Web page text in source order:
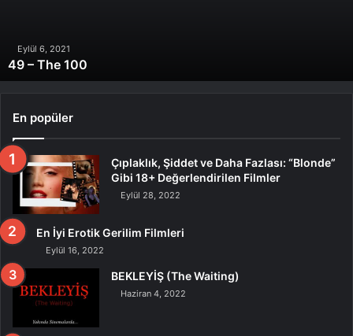
Eylül 6, 2021
49 – The 100
En popüler
Çıplaklık, Şiddet ve Daha Fazlası: “Blonde”
Gibi 18+ Değerlendirilen Filmler
Eylül 28, 2022
En İyi Erotik Gerilim Filmleri
Eylül 16, 2022
BEKLEYİŞ (The Waiting)
Haziran 4, 2022